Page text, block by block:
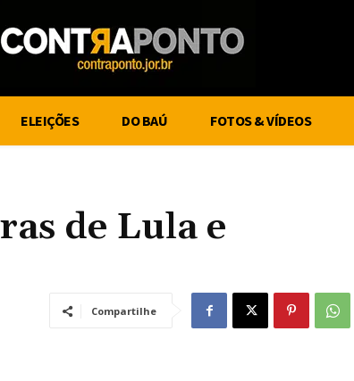
ELEIÇÕES DO BAÚ FOTOS & VÍDEOS
de Lula e
Compartilhe